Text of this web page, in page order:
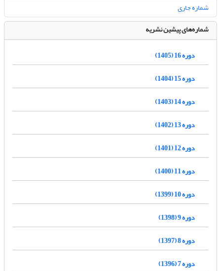
شماره جاری
شماره‌های پیشین نشریه
دوره 16 (1405)
دوره 15 (1404)
دوره 14 (1403)
دوره 13 (1402)
دوره 12 (1401)
دوره 11 (1400)
دوره 10 (1399)
دوره 9 (1398)
دوره 8 (1397)
دوره 7 (1396)